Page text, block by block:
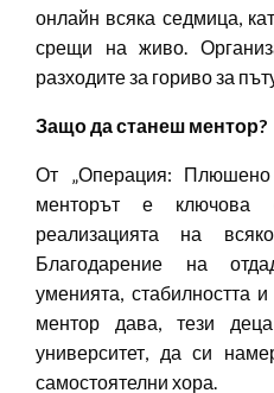
онлайн всяка седмица,
срещи на живо.
разходите за гориво за
Защо да станеш ментор?
От „Операция: Плюшено
менторът е
реализацията на
Благодарение на
уменията, стабилността
ментор дава, тези
университет, да си
самостоятелни хора.